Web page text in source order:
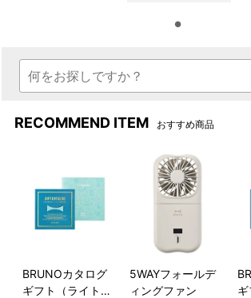
ギフトだからこそうれしいラインナップ
気どころはもちろん、食材の組み合わせがユ
RECOMMEND ITEM おすすめ商品
BRUNOカタログ
ギフト（ライトブ
5WAYフォールデ
ィングファン